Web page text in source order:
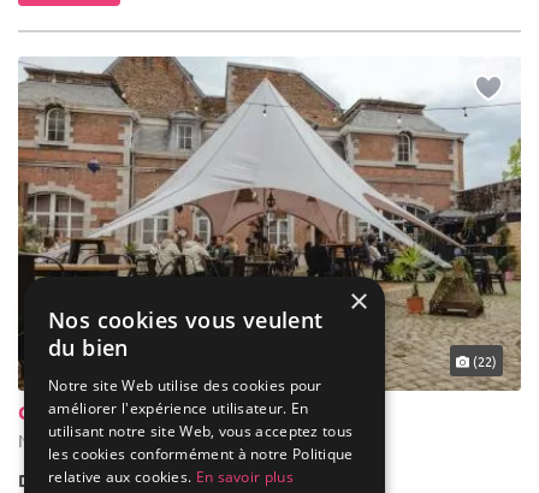
(22)
Coworking Namur
Namur - Province de Namur (WNA)
Demeure de caractère / Hôtel particulier
×
Nos cookies vous veulent
du bien
Notre site Web utilise des cookies pour
améliorer l'expérience utilisateur. En
utilisant notre site Web, vous acceptez tous
les cookies conformément à notre Politique
relative aux cookies. En savoir plus